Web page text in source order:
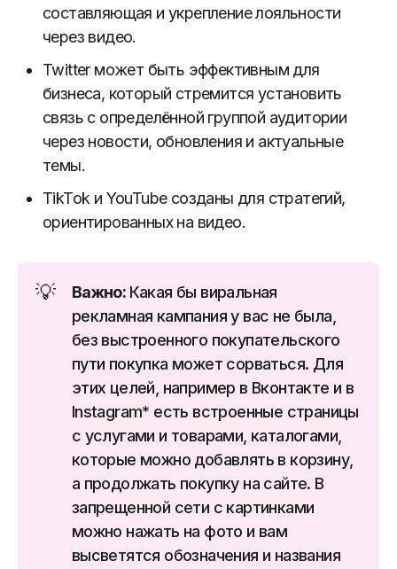
составляющая и укрепление лояльности
через видео.
Twitter может быть эффективным для
бизнеса, который стремится установить
связь с определённой группой аудитории
через новости, обновления и актуальные
темы.
TikTok и YouTube созданы для стратегий,
ориентированных на видео.
💡 Важно: Какая бы виральная
рекламная кампания у вас не была,
без выстроенного покупательского
пути покупка может сорваться. Для
этих целей, например в Вконтакте и в
Instagram* есть встроенные страницы
с услугами и товарами, каталогами,
которые можно добавлять в корзину,
а продолжать покупку на сайте. В
запрещенной сети с картинками
можно нажать на фото и вам
высветятся обозначения и названия